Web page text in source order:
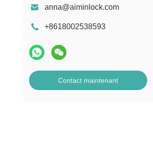
anna@aiminlock.com
+8618002538593
Contact maintenant